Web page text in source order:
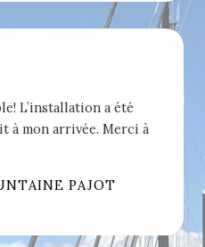
L’installation a été
à mon arrivée. Merci à
PAJOT